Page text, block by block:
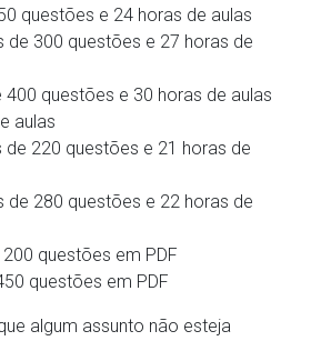
questões e 24 horas de aulas
de 300 questões e 27 horas de
400 questões e 30 horas de aulas
aulas
de 220 questões e 21 horas de
de 280 questões e 22 horas de
questões em PDF
questões em PDF
algum assunto não esteja